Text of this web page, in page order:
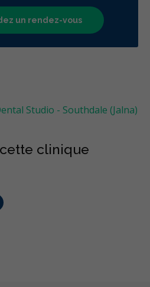
un rendez-vous
clinique